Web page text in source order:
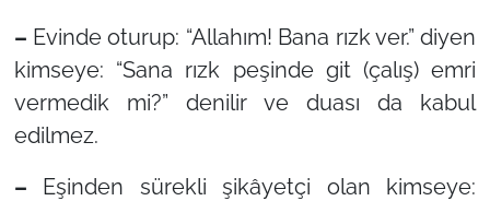
– Evinde oturup: “Allahım! Bana rızk ver.”diyen
kimseye: “Sana rızk peşinde git (çalış) emri
vermedik mi?” denilir ve duası da kabul
edilmez.
– Eşinden sürekli şikâyetçi olan kimseye: